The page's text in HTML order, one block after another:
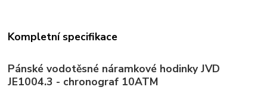
Kompletní specifikace
Pánské vodotěsné náramkové hodinky JVD
JE1004.3 - chronograf 10ATM